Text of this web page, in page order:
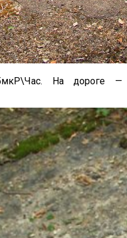
На дороге —